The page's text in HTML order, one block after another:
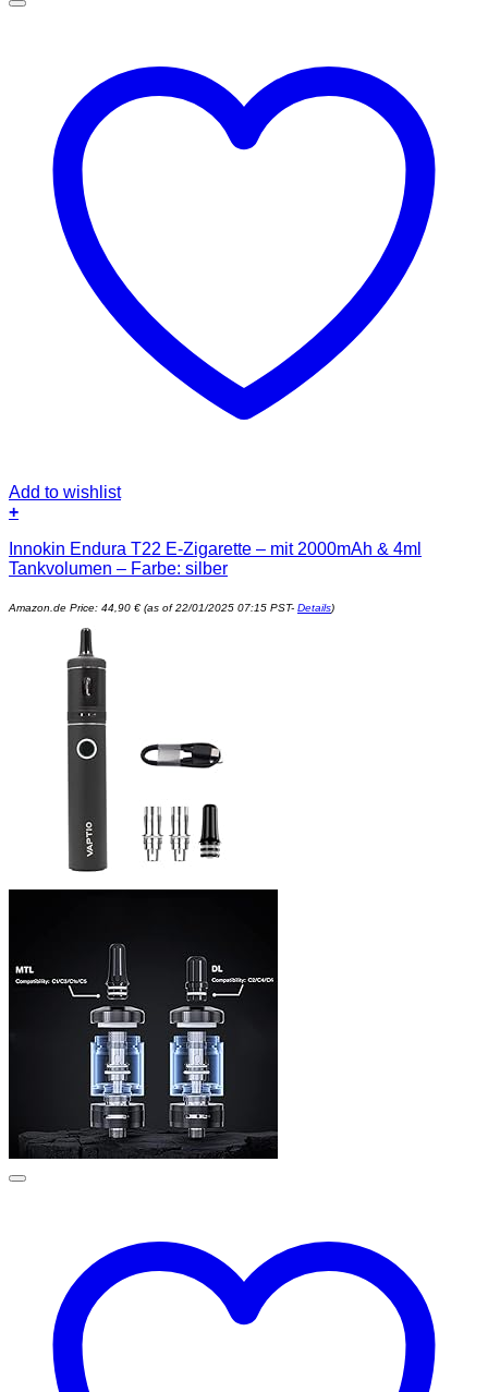
Add to wishlist
+
Innokin Endura T22 E-Zigarette – mit 2000mAh & 4ml
Tankvolumen – Farbe: silber
Amazon.de Price: 44,90 € (as of 22/01/2025 07:15 PST- Details)